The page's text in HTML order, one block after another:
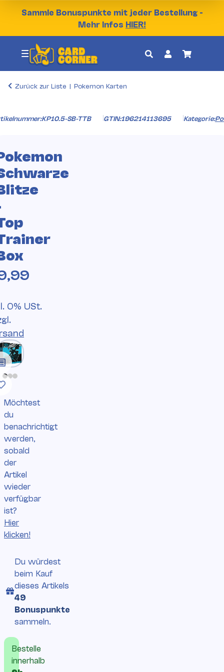
Sammle Bonuspunkte mit jeder Bestellung -
Mehr Infos HIER!
Zurück zur Liste Pokemon Karten
KP10.5-SB-TTB GTIN:196214113695 Kategorie:
0% USt.
Möchtest
du
benachrichtigt
werden,
sobald
der
Artikel
wieder
verfügbar
ist?
Hier
klicken!
Bestelle
innerhalb
Du würdest
beim Kauf
dieses Artikels
49
Bonuspunkte
sammeln.